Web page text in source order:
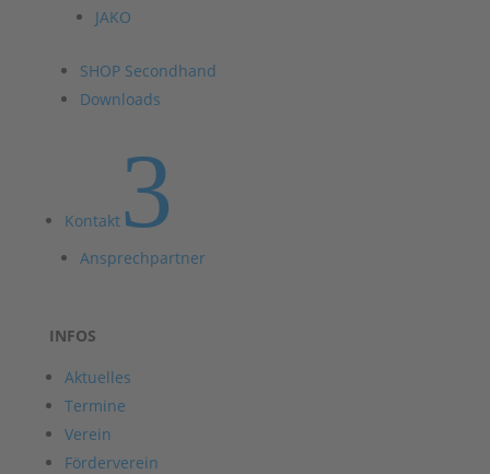
JAKO
SHOP Secondhand
Downloads
Kontakt3
Ansprechpartner
INFOS
Aktuelles
Termine
Verein
Förderverein